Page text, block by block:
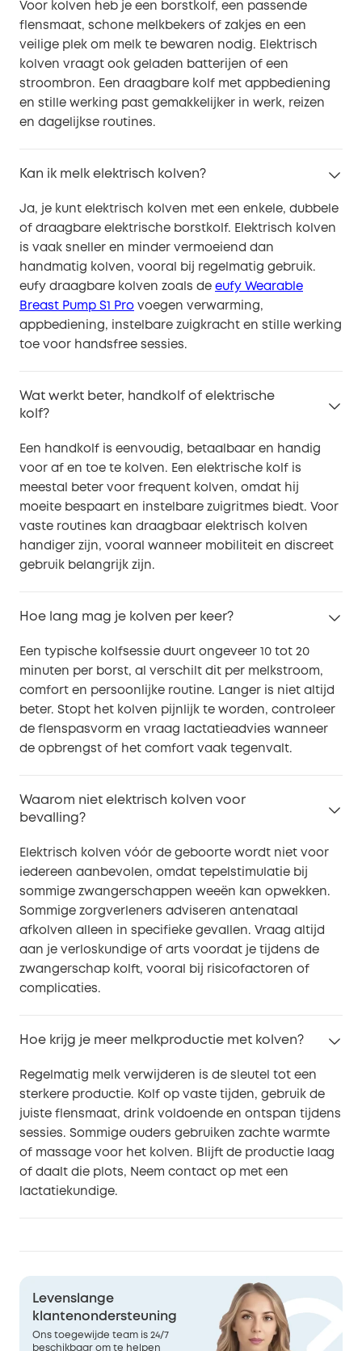
Voor kolven heb je een borstkolf, een passende
flensmaat, schone melkbekers of zakjes en een
veilige plek om melk te bewaren nodig. Elektrisch
kolven vraagt ook geladen batterijen of een
stroombron. Een draagbare kolf met appbediening
en stille werking past gemakkelijker in werk, reizen
en dagelijkse routines.
Kan ik melk elektrisch kolven?
Ja, je kunt elektrisch kolven met een enkele, dubbele
of draagbare elektrische borstkolf. Elektrisch kolven
is vaak sneller en minder vermoeiend dan
handmatig kolven, vooral bij regelmatig gebruik.
eufy draagbare kolven zoals de eufy Wearable
Breast Pump S1 Pro voegen verwarming,
appbediening, instelbare zuigkracht en stille werking
toe voor handsfree sessies.
Wat werkt beter, handkolf of elektrische
kolf?
Een handkolf is eenvoudig, betaalbaar en handig
voor af en toe te kolven. Een elektrische kolf is
meestal beter voor frequent kolven, omdat hij
moeite bespaart en instelbare zuigritmes biedt. Voor
vaste routines kan draagbaar elektrisch kolven
handiger zijn, vooral wanneer mobiliteit en discreet
gebruik belangrijk zijn.
Hoe lang mag je kolven per keer?
Een typische kolfsessie duurt ongeveer 10 tot 20
minuten per borst, al verschilt dit per melkstroom,
comfort en persoonlijke routine. Langer is niet altijd
beter. Stopt het kolven pijnlijk te worden, controleer
de flenspasvorm en vraag lactatieadvies wanneer
de opbrengst of het comfort vaak tegenvalt.
Waarom niet elektrisch kolven voor
bevalling?
Elektrisch kolven vóór de geboorte wordt niet voor
iedereen aanbevolen, omdat tepelstimulatie bij
sommige zwangerschappen weeën kan opwekken.
Sommige zorgverleners adviseren antenataal
afkolven alleen in specifieke gevallen. Vraag altijd
aan je verloskundige of arts voordat je tijdens de
zwangerschap kolft, vooral bij risicofactoren of
complicaties.
Hoe krijg je meer melkproductie met kolven?
Regelmatig melk verwijderen is de sleutel tot een
sterkere productie. Kolf op vaste tijden, gebruik de
juiste flensmaat, drink voldoende en ontspan tijdens
sessies. Sommige ouders gebruiken zachte warmte
of massage voor het kolven. Blijft de productie laag
of daalt die plots, Neem contact op met een
lactatiekundige.
Levenslange
klantenondersteuning
Ons toegewijde team is 24/7
beschikbaar om te helpen